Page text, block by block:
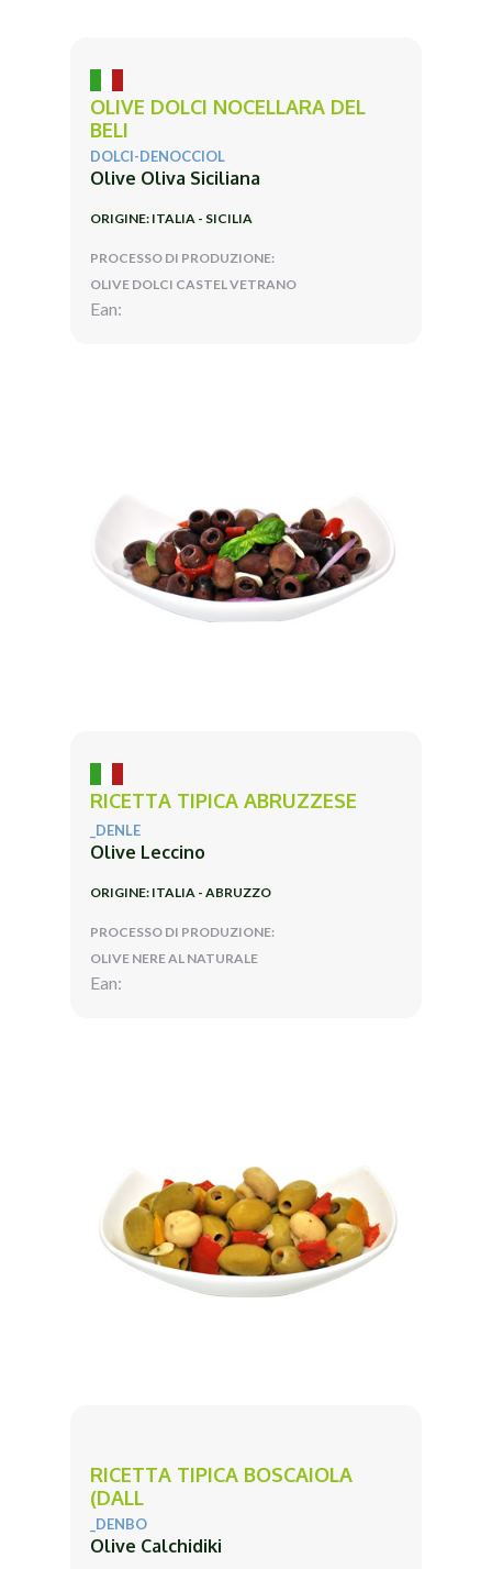
OLIVE DOLCI NOCELLARA DEL
BELI
DOLCI-DENOCCIOL
Olive Oliva Siciliana
ORIGINE: ITALIA - SICILIA
PROCESSO DI PRODUZIONE:
OLIVE DOLCI CASTEL VETRANO
Ean:
RICETTA TIPICA ABRUZZESE
_DENLE
Olive Leccino
ORIGINE: ITALIA - ABRUZZO
PROCESSO DI PRODUZIONE:
OLIVE NERE AL NATURALE
Ean:
RICETTA TIPICA BOSCAIOLA
(DALL
_DENBO
Olive Calchidiki